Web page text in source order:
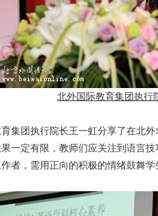
北外国际教育集团执行
育集团执行院长王一虹分享了在北
一定有限，教师们应关注到语言
者，需用正向的积极的情绪鼓舞